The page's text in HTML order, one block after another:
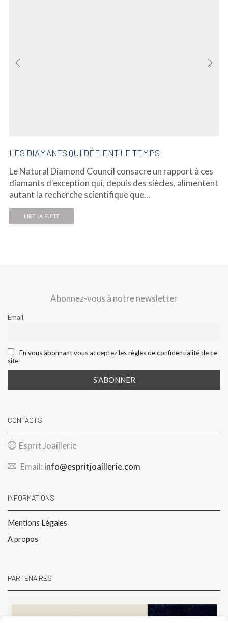
LES DIAMANTS QUI DÉFIENT LE TEMPS
Le Natural Diamond Council consacre un rapport à ces
diamants d'exception qui, depuis des siècles, alimentent
autant la recherche scientifique que...
LIRE LA SUITE
Abonnez-vous à notre newsletter
Email
En vous abonnant vous acceptez les règles de confidentialité de ce
site
CONTACTS
Esprit Joaillerie
Email: info@espritjoaillerie.com
INFORMATIONS
Mentions Légales
A propos
PARTENAIRES